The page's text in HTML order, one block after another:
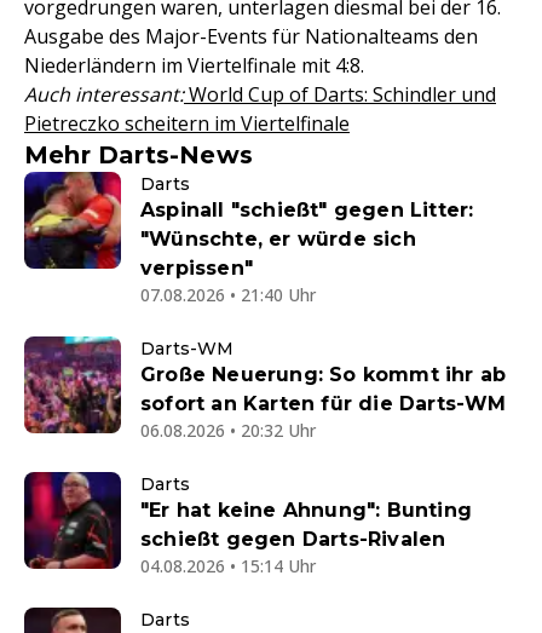
vorgedrungen waren, unterlagen diesmal bei der 16.
Ausgabe des Major-Events für Nationalteams den
Niederländern im Viertelfinale mit 4:8.
Auch interessant:World Cup of Darts: Schindler und
Pietreczko scheitern im Viertelfinale
Mehr Darts-News
Darts
Aspinall "schießt" gegen Litter:
"Wünschte, er würde sich
verpissen"
07.08.2026 • 21:40 Uhr
Darts-WM
Große Neuerung: So kommt ihr ab
sofort an Karten für die Darts-WM
06.08.2026 • 20:32 Uhr
Darts
"Er hat keine Ahnung": Bunting
schießt gegen Darts-Rivalen
04.08.2026 • 15:14 Uhr
Darts